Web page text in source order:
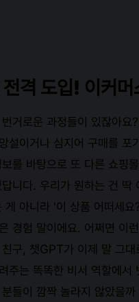
격 도입! 이커머
거로운 과정들이 있잖아요
설이거나 심지어 구매를 포
를 바탕으로 또 다른 쇼핑
니다. 우리가 원하는 건 딱
아니라 '이 상품 어떠세
경험 말이에요. 어쩌면 이
구, 챗GPT가 이제 말 그
주는 똑똑한 비서 역할에
들이 깜짝 놀라지 않았을